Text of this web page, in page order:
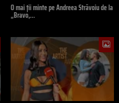
O mai ții minte pe Andreea Străvoiu de la
„Bravo,…